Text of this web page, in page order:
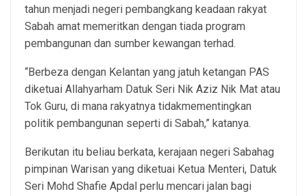
tahun menjadi negeri pembangkang keadaan rakyat
Sabah amat memeritkan dengan tiada program
pembangunan dan sumber kewangan terhad.
“Berbeza dengan Kelantan yang jatuh ketangan PAS
diketuai Allahyarham Datuk Seri Nik Aziz Nik Mat atau
Tok Guru, di mana rakyatnya tidakmementingkan
politik pembangunan seperti di Sabah,” katanya.
Berikutan itu beliau berkata, kerajaan negeri Sabahag
pimpinan Warisan yang diketuai Ketua Menteri, Datuk
Seri Mohd Shafie Apdal perlu mencari jalan bagi